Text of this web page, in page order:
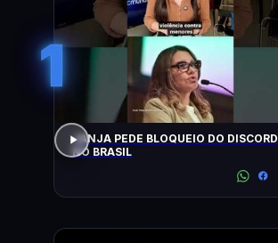
1
JANJA PEDE BLOQUEIO DO DISCORD
NO BRASIL